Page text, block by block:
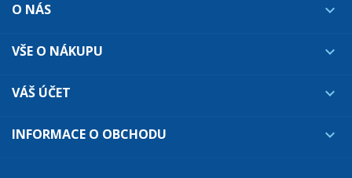
O NÁS 
VŠE O NÁKUPU 
VÁŠ ÚČET 
INFORMACE O OBCHODU 